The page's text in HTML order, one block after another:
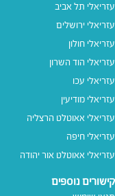
עזריאלי תל אביב
עזריאלי ירושלים
עזריאלי חולון
עזריאלי הוד השרון
עזריאלי עכו
עזריאלי מודיעין
עזריאלי אאוטלט הרצליה
עזריאלי חיפה
עזריאלי אאוטלט אור יהודה
קישורים נוספים